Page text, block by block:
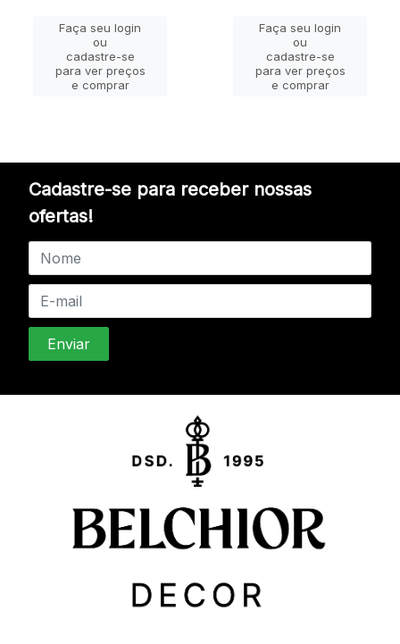
Faça seu login
ou
cadastre-se
para ver preços
e comprar
Faça seu login
ou
cadastre-se
para ver preços
e comprar
Cadastre-se para receber nossas
ofertas!